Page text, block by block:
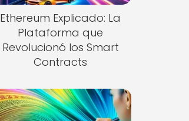
Ethereum Explicado: La
Plataforma que
Revolucionó los Smart
Contracts